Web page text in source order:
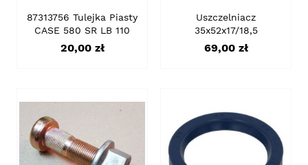
87313756 Tulejka Piasty
CASE 580 SR LB 110
Cena
20,00 zł
Uszczelniacz
35x52x17/18,5
Cena
69,00 zł